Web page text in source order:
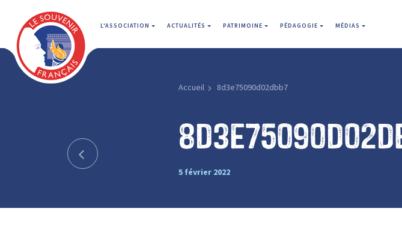
L'ASSOCIATION ACTUALITÉS PATRIMOINE PÉDAGOGIE MÉDIAS
Accueil 8d3e75090d02dbb7
5 février 2022